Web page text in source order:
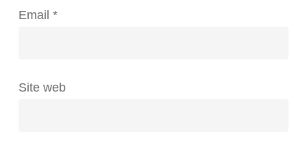
Email *
Site web